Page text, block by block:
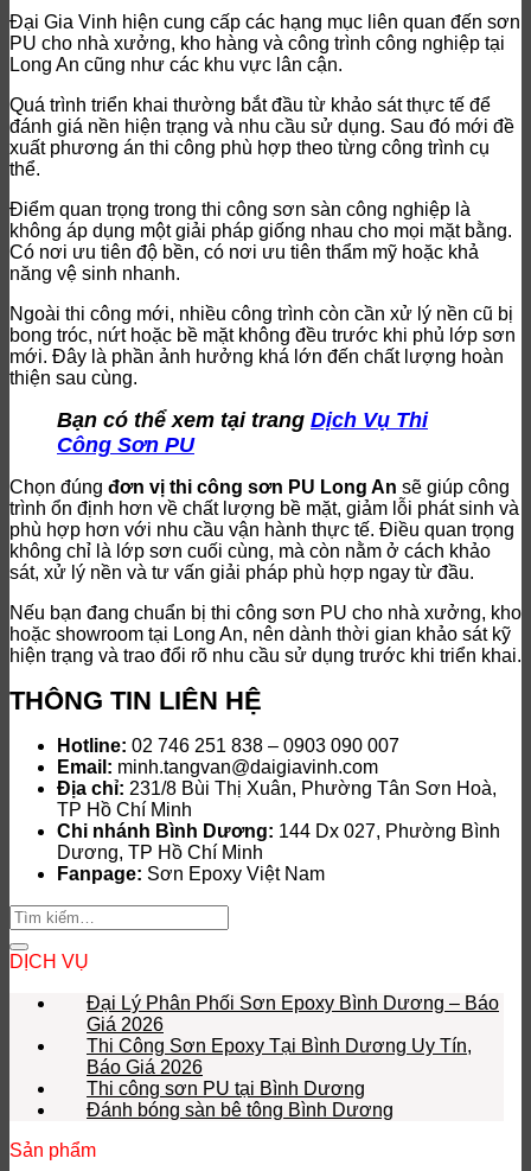
Đại Gia Vinh hiện cung cấp các hạng mục liên quan đến sơn
PU cho nhà xưởng, kho hàng và công trình công nghiệp tại
Long An cũng như các khu vực lân cận.
Quá trình triển khai thường bắt đầu từ khảo sát thực tế để
đánh giá nền hiện trạng và nhu cầu sử dụng. Sau đó mới đề
xuất phương án thi công phù hợp theo từng công trình cụ
thể.
Điểm quan trọng trong thi công sơn sàn công nghiệp là
không áp dụng một giải pháp giống nhau cho mọi mặt bằng.
Có nơi ưu tiên độ bền, có nơi ưu tiên thẩm mỹ hoặc khả
năng vệ sinh nhanh.
Ngoài thi công mới, nhiều công trình còn cần xử lý nền cũ bị
bong tróc, nứt hoặc bề mặt không đều trước khi phủ lớp sơn
mới. Đây là phần ảnh hưởng khá lớn đến chất lượng hoàn
thiện sau cùng.
Bạn có thể xem tại trang Dịch Vụ Thi
Công Sơn PU
Chọn đúng đơn vị thi công sơn PU Long An sẽ giúp công
trình ổn định hơn về chất lượng bề mặt, giảm lỗi phát sinh và
phù hợp hơn với nhu cầu vận hành thực tế. Điều quan trọng
không chỉ là lớp sơn cuối cùng, mà còn nằm ở cách khảo
sát, xử lý nền và tư vấn giải pháp phù hợp ngay từ đầu.
Nếu bạn đang chuẩn bị thi công sơn PU cho nhà xưởng, kho
hoặc showroom tại Long An, nên dành thời gian khảo sát kỹ
hiện trạng và trao đổi rõ nhu cầu sử dụng trước khi triển khai.
THÔNG TIN LIÊN HỆ
Hotline: 02 746 251 838 – 0903 090 007
Email: minh.tangvan@daigiavinh.com
Địa chỉ: 231/8 Bùi Thị Xuân, Phường Tân Sơn Hoà,
TP Hồ Chí Minh
Chi nhánh Bình Dương: 144 Dx 027, Phường Bình
Dương, TP Hồ Chí Minh
Fanpage: Sơn Epoxy Việt Nam
DỊCH VỤ
Đại Lý Phân Phối Sơn Epoxy Bình Dương – Báo
Giá 2026
Thi Công Sơn Epoxy Tại Bình Dương Uy Tín,
Báo Giá 2026
Thi công sơn PU tại Bình Dương
Đánh bóng sàn bê tông Bình Dương
Sản phẩm